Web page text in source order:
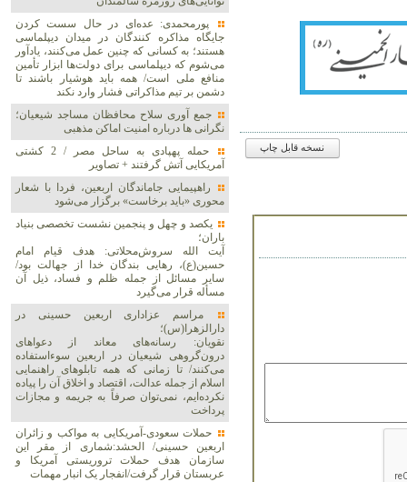
نسخه قابل چاپ
پورمحمدی: عده‌ای در حال سست کردن
جایگاه مذاکره کنندگان در میدان دیپلماسی
هستند؛ به کسانی که چنین عمل می‌کنند، یادآور
می‌شوم که دیپلماسی برای دولت‌ها ابزار تأمین
منافع ملی است/ همه باید هوشیار باشند تا
دشمن بر تیم مذاکراتی فشار وارد نکند
جمع آوری سلاح محافظان مساجد شیعیان؛
نگرانی ها درباره امنیت اماکن مذهبی
حمله پهپادی به ساحل مصر / 2 کشتی
آمریکایی آتش گرفتند + تصاویر
راهپیمایی جاماندگان اربعین، فردا با شعار
محوری «باید برخاست» برگزار می‌شود
یکصد و چهل و پنجمین نشست تخصصی بنیاد
باران؛
آیت الله سروش‌محلاتی: هدف قیام امام
حسین(ع)، رهایی بندگان خدا از جهالت بود/
سایر مسائل از جمله ظلم و فساد، ذیل آن
مسأله قرار می‌گیرد
مراسم عزاداری اربعین حسینی در
دارالزهرا(س)؛
نقویان: رسانه‌های معاند از دعواهای
درون‌گروهی شیعیان در اربعین سوءاستفاده
می‌کنند/ تا زمانی که همه تابلوهای راهنمایی
اسلام از جمله عدالت، اقتصاد و اخلاق آن را پیاده
نکرده‌ایم، نمی‌توان صرفاً به جریمه و مجازات
پرداخت
حملات سعودی-آمریکایی به مواکب و زائران
اربعین حسینی/ الحشد:شماری از مقر این
سازمان هدف حملات تروریستی آمریکا و
عربستان قرار گرفت/انفجار یک انبار مهمات